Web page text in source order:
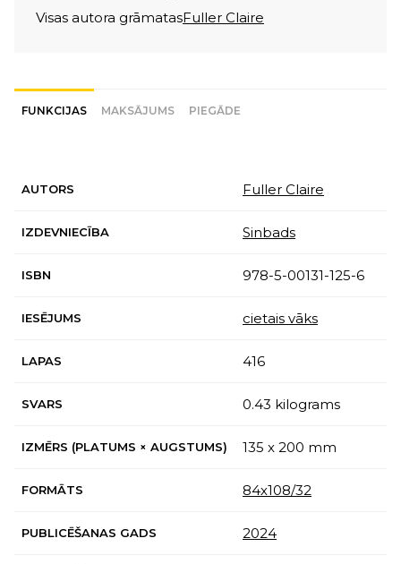
Visas autora grāmatasFuller Claire
FUNKCIJAS MAKSĀJUMS PIEGĀDE
AUTORS Fuller Claire
IZDEVNIECĪBA Sinbads
ISBN 978-5-00131-125-6
IESĒJUMS cietais vāks
LAPAS 416
SVARS 0.43 kilograms
IZMĒRS (PLATUMS × AUGSTUMS) 135 x 200 mm
FORMĀTS 84х108/32
PUBLICĒŠANAS GADS 2024